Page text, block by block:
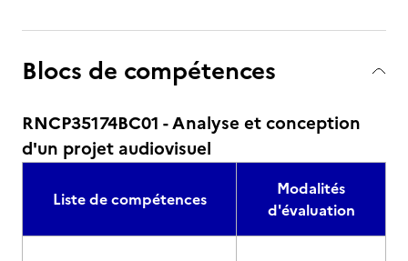
Blocs de compétences
RNCP35174BC01 - Analyse et conception
d'un projet audiovisuel
Liste de compétences
Modalités
d'évaluation